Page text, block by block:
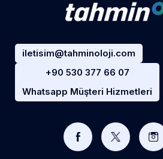
iletisim@tahminoloji.com
+90 530 377 66 07
Whatsapp Müşteri Hizmetleri